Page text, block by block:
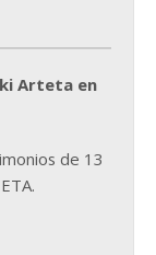
Arteta en
de 13